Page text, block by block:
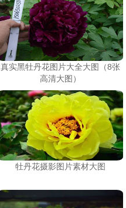
真实黑牡丹花图片大全大图（8张
高清大图）
牡丹花摄影图片素材大图